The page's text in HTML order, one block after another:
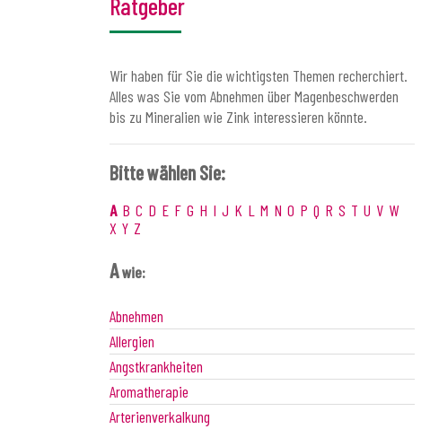
Wir haben für Sie die wichtigsten Themen recherchiert.
Alles was Sie vom Abnehmen über Magenbeschwerden
bis zu Mineralien wie Zink interessieren könnte.
Bitte wählen Sie:
A B C D E F G H I J K L M N O P Q R S T U V W
X Y Z
Awie:
Abnehmen
Allergien
Angstkrankheiten
Aromatherapie
Arterienverkalkung